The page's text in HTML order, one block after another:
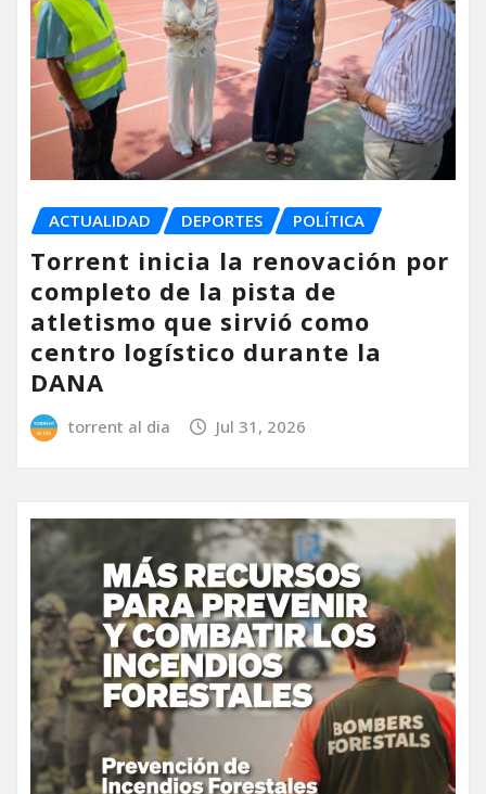
ACTUALIDAD DEPORTES POLÍTICA
Torrent inicia la renovación por
completo de la pista de
atletismo que sirvió como
centro logístico durante la
DANA
torrent al dia Jul 31, 2026